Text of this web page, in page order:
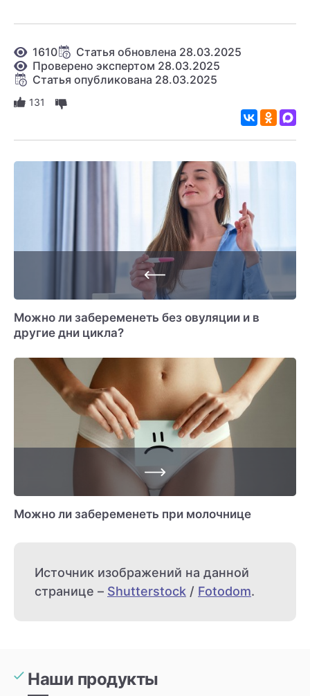
1610
Статья обновлена 28.03.2025
Проверено экспертом 28.03.2025
Статья опубликована 28.03.2025
131
Можно ли забеременеть без овуляции и в
другие дни цикла?
Можно ли забеременеть при молочнице
Источник изображений на данной
странице – Shutterstock / Fotodom.
Наши продукты